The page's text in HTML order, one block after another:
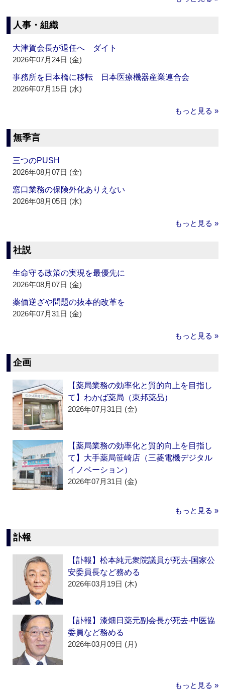
人事・組織
大津賀会長が退任へ ダイト
2026年07月24日 (金)
事務所を日本橋に移転 日本医療機器産業連合会
2026年07月15日 (水)
もっと見る »
無季言
三つのPUSH
2026年08月07日 (金)
窓口業務の保険外化ありえない
2026年08月05日 (水)
もっと見る »
社説
生命守る政策の実現を最優先に
2026年08月07日 (金)
薬価逆ざや問題の抜本的改革を
2026年07月31日 (金)
もっと見る »
企画
【薬局業務の効率化と質的向上を目指し
て】わかば薬局（東邦薬品）
2026年07月31日 (金)
【薬局業務の効率化と質的向上を目指し
て】大手薬局笹崎店（三菱電機デジタル
イノベーション）
2026年07月31日 (金)
もっと見る »
訃報
【訃報】松本純元衆院議員が死去‐国家公
安委員長など務める
2026年03月19日 (木)
【訃報】漆畑日薬元副会長が死去‐中医協
委員など務める
2026年03月09日 (月)
もっと見る »